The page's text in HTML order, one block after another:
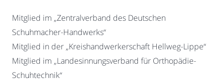
Mitglied im „Zentralverband des Deutschen
Schuhmacher-Handwerks“
Mitglied in der „Kreishandwerkerschaft Hellweg-Lippe“
Mitglied im „Landesinnungsverband für Orthopädie-
Schuhtechnik“